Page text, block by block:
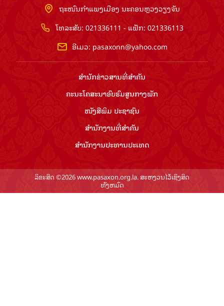
ຖະໜົນກຳແພງເມືອງ ນະຄອນຫຼວງວຽງຈັນ
ໂທລະສັບ: 021336111 - ແຟັກ: 021336113
ອີເມວ: pasaxonn@yahoo.com
ສຳ​ນັກ​ຂ່າວ​ສານ​ທີ່​ສຳ​ຄັນ​
ຄະນະໂຄສະນາອົບຮົມ​ສູນ​ກາງ​ພັກ
ໜັງສືພິມ ປະ​ຊາ​ຊົນ
ສຳ​ນັກ​ງານ​ທີ່​ສຳ​ຄັນ
ສຳ​ນັກ​ງານ​ປະ​ທານ​ປະ​ເທດ
ລິຂະສິດ ©2026 www.pasaxon.org.la. ສະຫງວນໄວ້ເຊິງສິດ
ທັງຫມົດ